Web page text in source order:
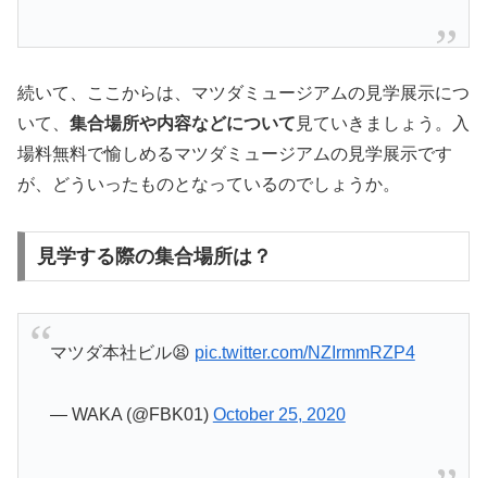
続いて、ここからは、マツダミュージアムの見学展示につ
いて、 集合場所や内容などについて 見ていきましょう。入
場料無料で愉しめるマツダミュージアムの見学展示です
が、どういったものとなっているのでしょうか。
見学する際の集合場所は？
マツダ本社ビル😫 pic.twitter.com/NZIrmmRZP4
— WAKA (@FBK01) October 25, 2020